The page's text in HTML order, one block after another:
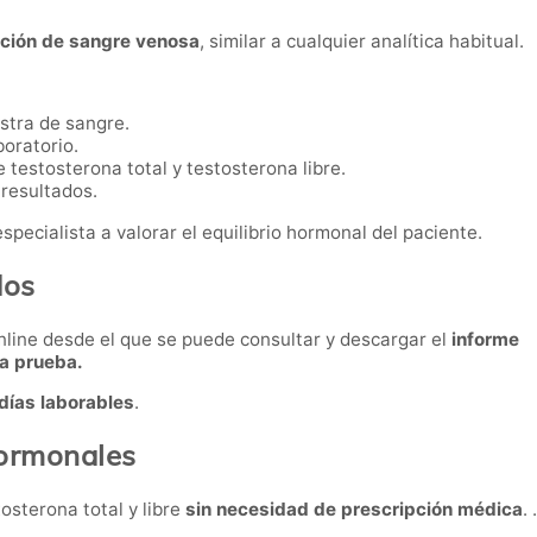
de sangre venosa, similar a cualquier analítica habitual.
de sangre.
testosterona total y testosterona libre.
a valorar el equilibrio hormonal del paciente.
desde el que se puede consultar y descargar el informe
prueba.
laborables.
total y libre sin necesidad de prescripción médica. .